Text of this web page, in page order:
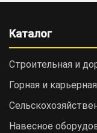
Каталог
Строительная и
Горная и
Навесное